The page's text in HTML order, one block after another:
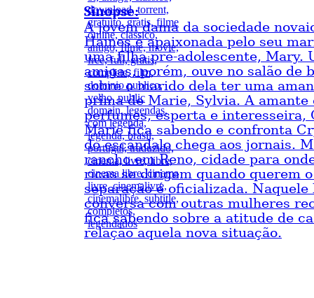
Sinopse:
A jovem dama da sociedade
Haines é apaixonada pelo seu
uma filha pré-adolescente, Mary.
amigas, porém, ouve no salão de
sobre o marido dela ter uma
prima de Marie, Sylvia. A amante
perfumes, esperta e interesseira,
Marie fica sabendo e confronta
do escândalo chega aos jornais.
rancho em Reno, cidade para
ricas se dirigem quando querem
separação é oficializada.
conversa com outras mulheres
fica sabendo sobre a atitude de
relação aquela nova situação.